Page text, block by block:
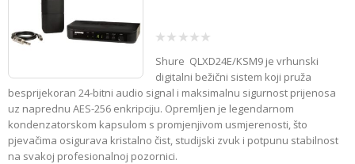
out
of
5
Shure QLXD24E/KSM9 je vrhunski
digitalni bežični sistem koji pruža
besprijekoran 24-bitni audio signal i maksimalnu sigurnost prijenosa
uz naprednu AES-256 enkripciju. Opremljen je legendarnom
kondenzatorskom kapsulom s promjenjivom usmjerenosti, što
pjevačima osigurava kristalno čist, studijski zvuk i potpunu stabilnost
na svakoj profesionalnoj pozornici.